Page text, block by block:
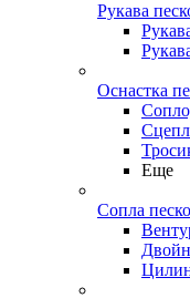
Рукава
Оснастка
Еще
Сопла